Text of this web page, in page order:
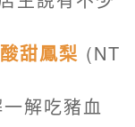
酸甜鳳梨 (NT
解吃豬血